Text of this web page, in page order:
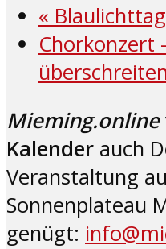
«
Chorkonzert
Mieming.online
Kalender auch
Veranstaltung
Sonnenplateau
genügt: